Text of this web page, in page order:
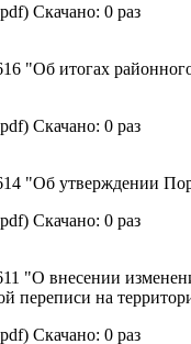
Скачано: 0 раз
"Об итогах
Скачано: 0 раз
"Об утверждении
Скачано: 0 раз
"О внесении
переписи на
Скачано: 0 раз